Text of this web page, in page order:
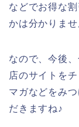
などでお得な
かは分かりませ
なので、今後
店のサイトを
マガなどをみ
だきますね♪